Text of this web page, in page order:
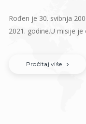
Rođen je 30. svibnja
2021. godine.U misije
Pročitaj više